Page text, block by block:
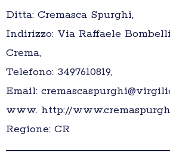
Ditta: Cremasca Spurghi,
Indirizzo: Via Raffaele
Crema,
Telefono: 3497610819,
Email:
www. http://
Regione: CR